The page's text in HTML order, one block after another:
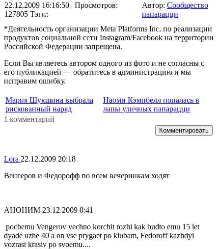
22.12.2009 16:16:50 | Просмотров:
127805 Тэги:
Автор: Сообщество
папарацци
*Деятельность организации Meta Platforms Inc. по реализации
продуктов социальной сети Instagram/Facebook на территории
Российской Федерации запрещена.
Если Вы являетесь автором одного из фото и не согласны с
его публикацией — обратитесь в администрацию и мы
исправим ошибку.
Мария Шукшина выбрала
рискованный наряд
Наоми Кэмпбелл попалась в
лапы уличных папарацци
1 комментарий
Комментировать
Lora 22.12.2009 20:18
Венгеров и Федорофф по всем вечеринкам ходят
АНОНИМ 23.12.2009 0:41
pochemu Vengerov vechno korchit rozhi kak budto emu 15 let
dyade uzhe 40 a on vse prygaet po klubam, Fedoroff kazhdyi
vozrast krasiv po svoemu....